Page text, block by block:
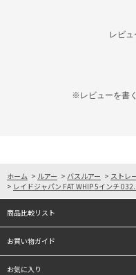
レビュ
※レビューを書
ホーム > ルアー > バスルアー > ストレ
> レイドジャパン FAT WHIP 5インチ
商品比較リスト
お買い物ガイド
お気に入り